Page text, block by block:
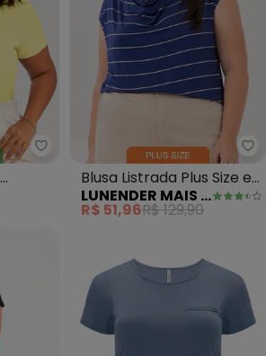
Cativa - Blusa Plus Size em
Blusa Listrada Plus Size e
Gola Degagê (Azul)
LUNENDER MAIS MULHER
R$ 51,96R$ 129,90